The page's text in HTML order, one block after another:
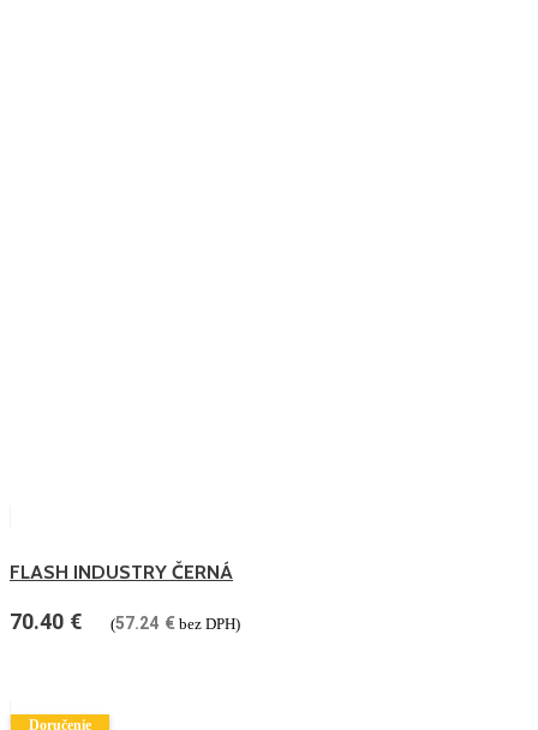
FLASH INDUSTRY ČERNÁ
70.40 € (57.24 € bez DPH)
Doručenie